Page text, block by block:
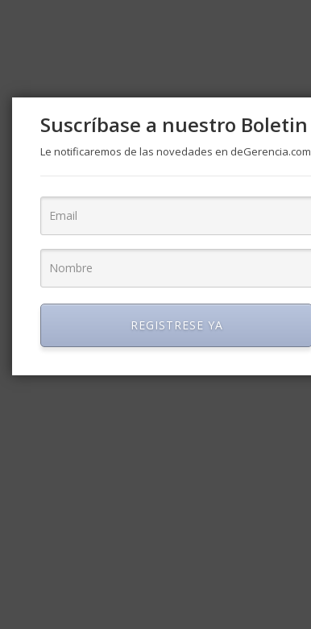
Suscríbase a nuestro Boletin
Le notificaremos de las novedades en deGerencia.com
REGISTRESE YA